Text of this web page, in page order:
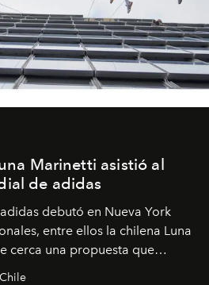
Marinetti asistió al
de adidas
debutó en Nueva York
entre ellos la chilena Luna
cerca una propuesta que